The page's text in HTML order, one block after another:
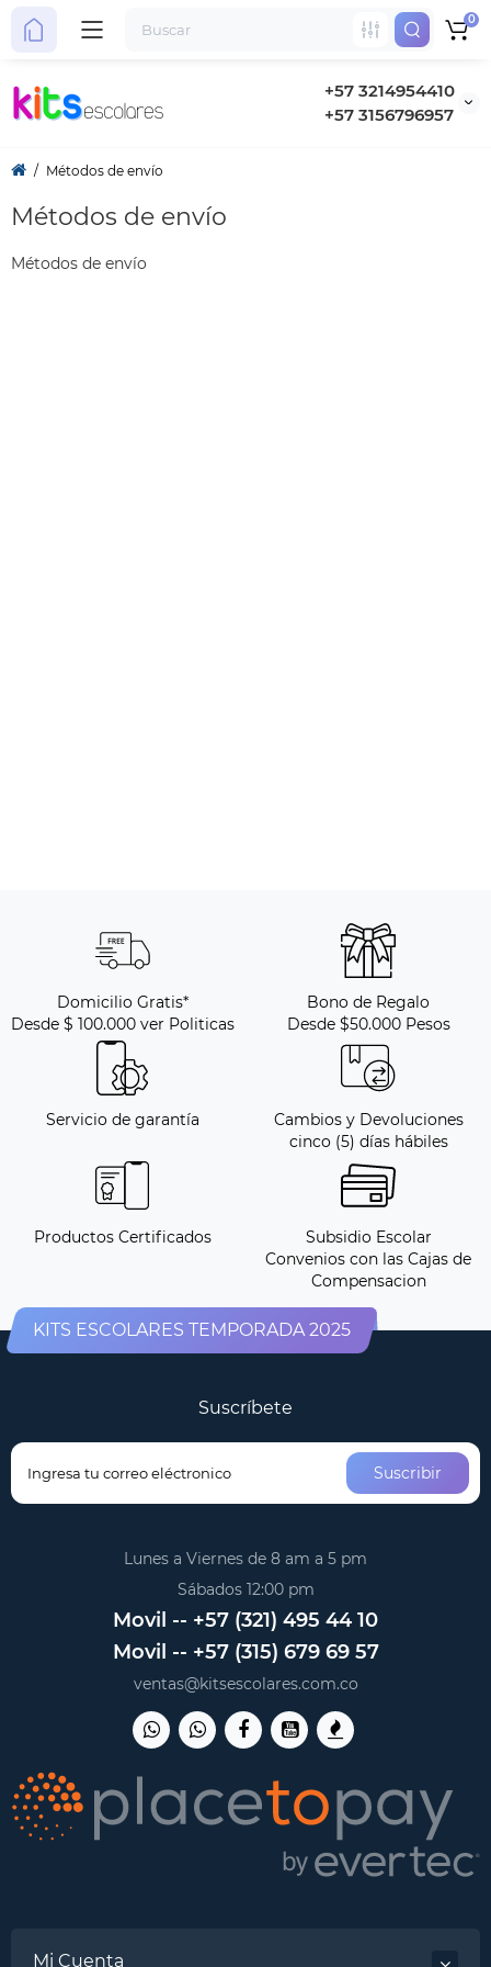
+57 3214954410
+57 3156796957
0
Métodos de envío
Métodos de envío
Métodos de envío
Domicilio Gratis*
Desde $ 100.000 ver Politicas
Bono de Regalo
Desde $50.000 Pesos
Servicio de garantía
Cambios y Devoluciones
cinco (5) días hábiles
Productos Certificados
Subsidio Escolar
Convenios con las Cajas de
Compensacion
KITS ESCOLARES TEMPORADA 2025
Suscríbete
Suscribir
Lunes a Viernes de 8 am a 5 pm
Sábados 12:00 pm
Movil -- +57 (321) 495 44 10
Movil -- +57 (315) 679 69 57
ventas@kitsescolares.com.co
Mi Cuenta